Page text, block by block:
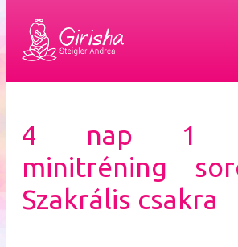
ThetaCsakraHarmónia
4 nap 1
minitréning
Szakrális csakra